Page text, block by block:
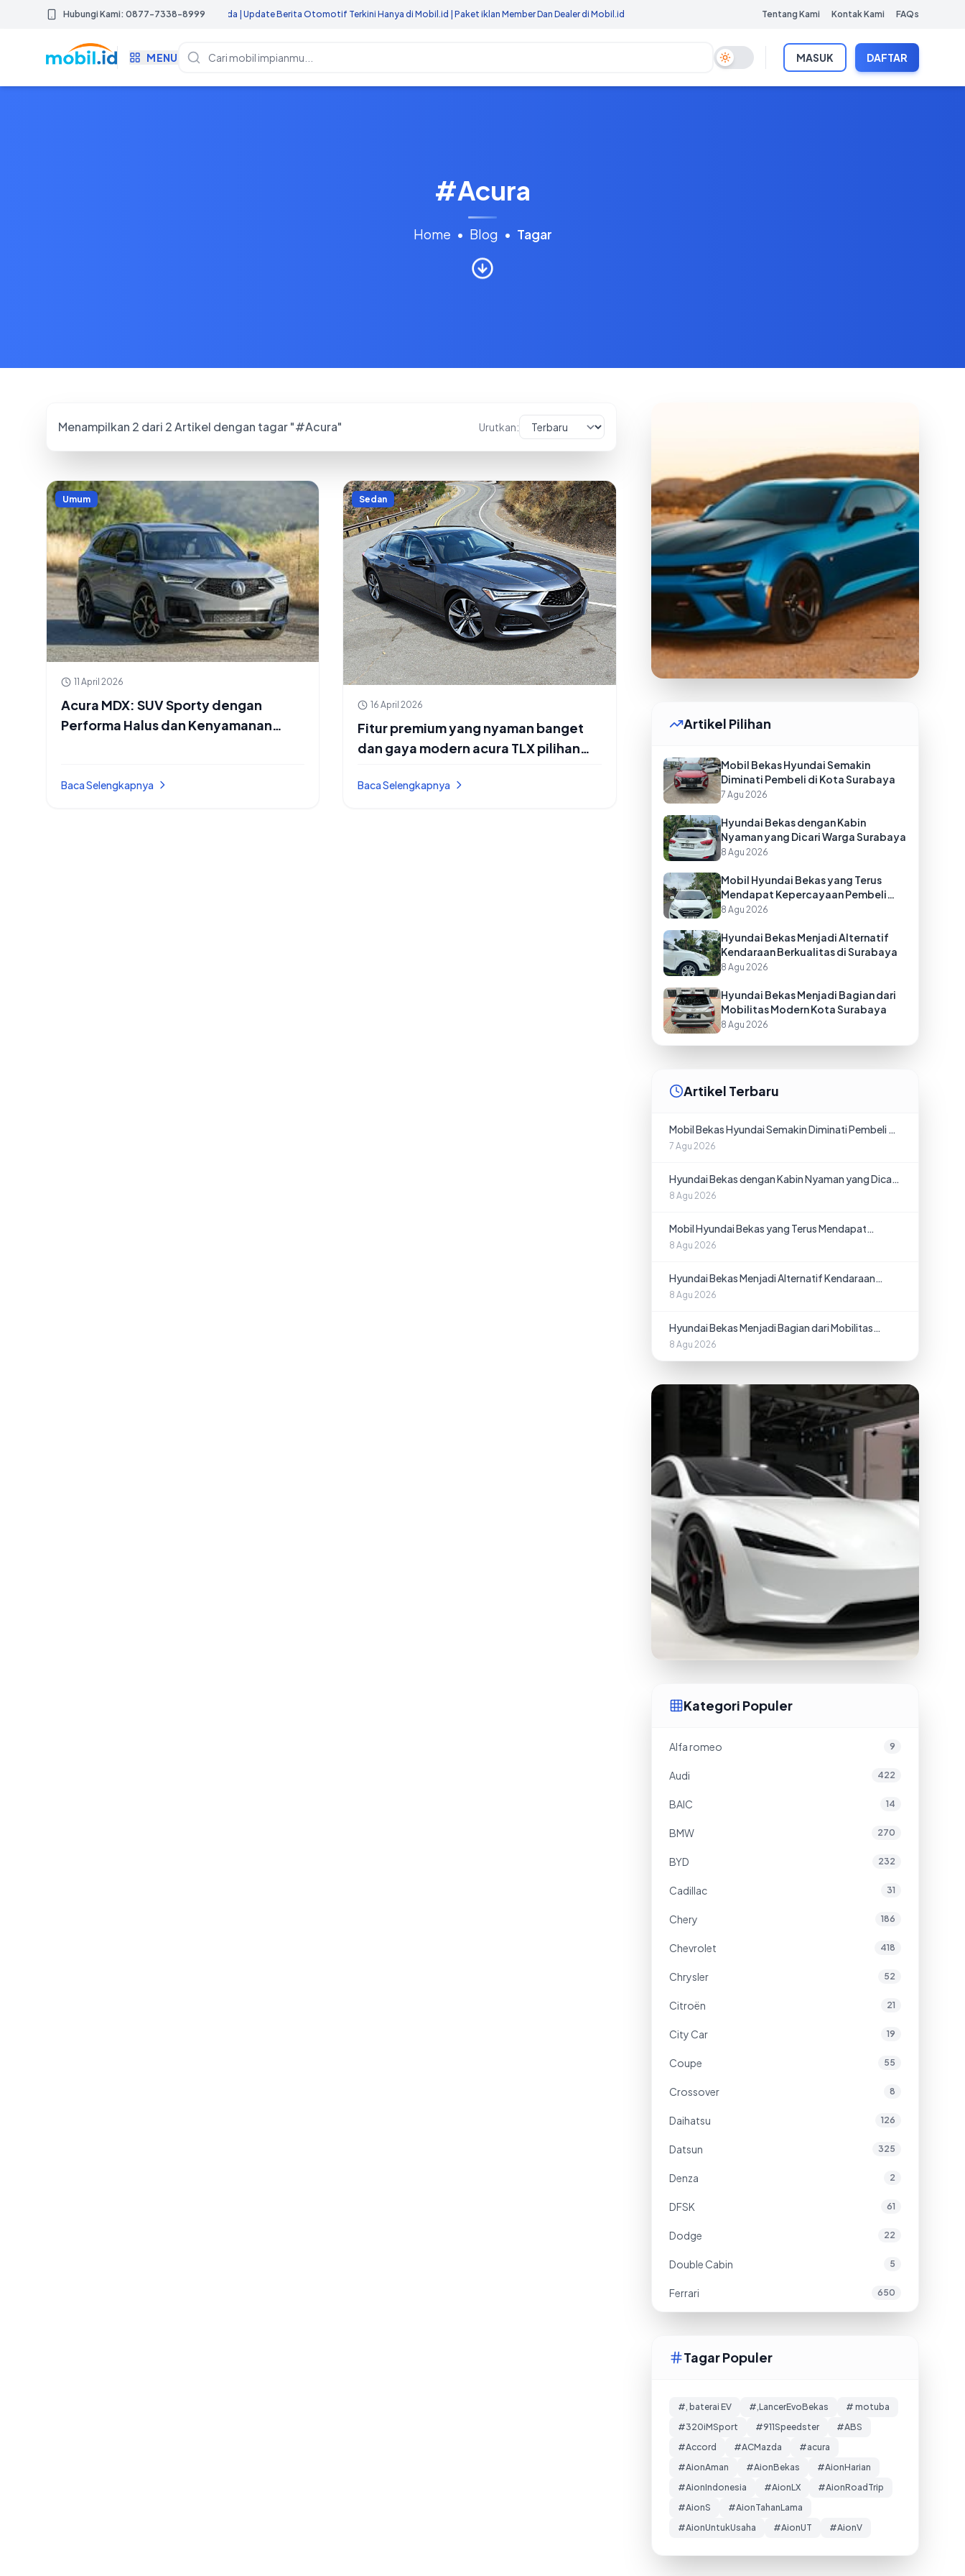
Hubungi Kami: 0877-7338-8999
Mendapatkan Iklan Promosi Mobil Anda | Update Berita Otomotif Terkini Hanya di Mobil.id | Paket iklan Member Dan Dealer di Mobil.id Tentang Kami Kontak Kami FAQs
MENU Toggle Dark ModeMASUK DAFTAR
#Acura
Home • Blog • Tagar
Menampilkan 2 dari 2Artikel dengan tagar "#Acura" Urutkan:
Umum
11 April 2026
Acura MDX: SUV Sporty dengan
Performa Halus dan Kenyamanan
Baca Selengkapnya
Sedan
16 April 2026
Fitur premium yang nyaman banget
dan gaya modern acura TLX pilihan
Baca Selengkapnya
Artikel Pilihan
Mobil Bekas Hyundai Semakin
Diminati Pembeli di Kota Surabaya
7 Agu 2026
Hyundai Bekas dengan Kabin
Nyaman yang Dicari Warga Surabaya
8 Agu 2026
Mobil Hyundai Bekas yang Terus
Mendapat Kepercayaan Pembeli
Surabaya
8 Agu 2026
Hyundai Bekas Menjadi Alternatif
Kendaraan Berkualitas di Surabaya
8 Agu 2026
Hyundai Bekas Menjadi Bagian dari
Mobilitas Modern Kota Surabaya
8 Agu 2026
Artikel Terbaru
Mobil Bekas Hyundai Semakin Diminati Pembeli di
Kota Surabaya
7 Agu 2026
Hyundai Bekas dengan Kabin Nyaman yang Dicari
Warga Surabaya
8 Agu 2026
Mobil Hyundai Bekas yang Terus Mendapat
Kepercayaan Pembeli Surabaya
8 Agu 2026
Hyundai Bekas Menjadi Alternatif Kendaraan
Berkualitas di Surabaya
8 Agu 2026
Hyundai Bekas Menjadi Bagian dari Mobilitas
Modern Kota Surabaya
8 Agu 2026
Kategori Populer
Alfa romeo 9
Audi 422
BAIC 14
BMW 270
BYD 232
Cadillac 31
Chery 186
Chevrolet 418
Chrysler 52
Citroën 21
City Car 19
Coupe 55
Crossover 8
Daihatsu 126
Datsun 325
Denza 2
DFSK 61
Dodge 22
Double Cabin 5
Ferrari 650
Tagar Populer
#, baterai EV #,LancerEvoBekas
# motuba
#320iMSport
#911Speedster
#ABS
#Accord
#ACMazda
#acura
#AionAman
#AionBekas
#AionHarian
#AionIndonesia
#AionLX
#AionRoadTrip
#AionS
#AionTahanLama
#AionUntukUsaha
#AionUT #AionV